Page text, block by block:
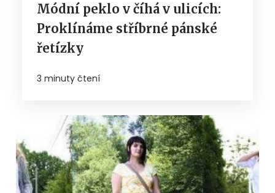
Módní peklo v číhá v ulicích:
Proklínáme stříbrné pánské
řetízky
3 minuty čtení